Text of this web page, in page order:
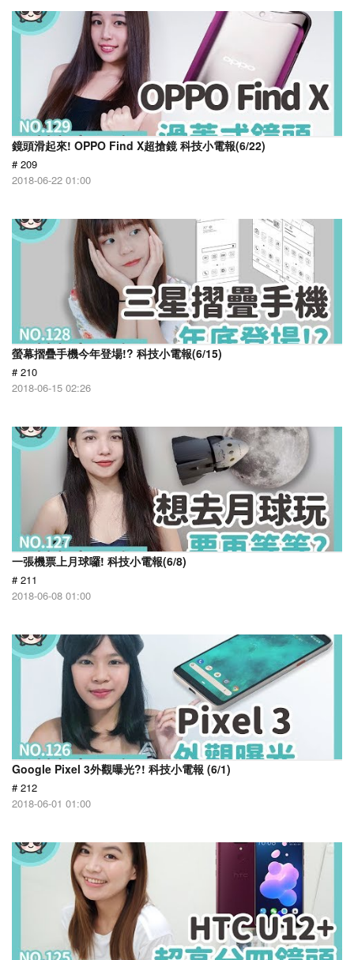
鏡頭滑起來! OPPO Find X超搶鏡 科技小電報(6/22)
# 209
2018-06-22 01:00
螢幕摺疊手機今年登場!? 科技小電報(6/15)
# 210
2018-06-15 02:26
一張機票上月球囉! 科技小電報(6/8)
# 211
2018-06-08 01:00
Google Pixel 3外觀曝光?! 科技小電報 (6/1)
# 212
2018-06-01 01:00